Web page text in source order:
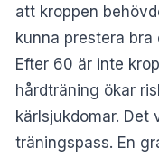
att kroppen
kunna prestera bra
Efter 60 är inte
hårdträning ökar
kärlsjukdomar. Det
träningspass. En